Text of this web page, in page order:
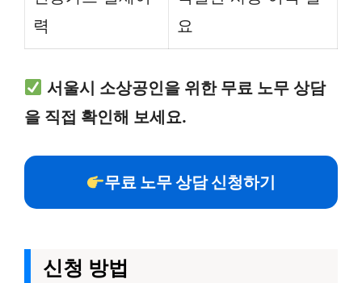
력
요
서울시 소상공인을 위한 무료 노무 상담
을 직접 확인해 보세요.
무료 노무 상담 신청하기
신청 방법